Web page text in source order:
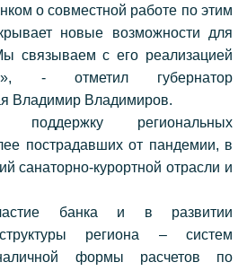
о совместной работе по этим
новые возможности для
связываем с его реализацией
- отметил губернатор
Владимир Владимиров.
региональных
пострадавших от пандемии, в
санаторно-курортной отрасли и
банка и в развитии
региона – систем
формы расчетов по